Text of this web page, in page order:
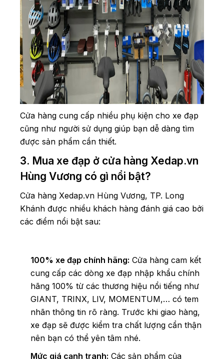
Cửa hàng cung cấp nhiều phụ kiện cho xe đạp
cũng như người sử dụng giúp bạn dễ dàng tìm
được sản phẩm cần thiết.
3. Mua xe đạp ở cửa hàng Xedap.vn
Hùng Vương có gì nổi bật?
Cửa hàng Xedap.vn Hùng Vương, TP. Long
Khánh được nhiều khách hàng đánh giá cao bởi
các điểm nổi bật sau:
100% xe đạp chính hãng: Cửa hàng cam kết
cung cấp các dòng xe đạp nhập khẩu chính
hãng 100% từ các thương hiệu nổi tiếng như
GIANT, TRINX, LIV, MOMENTUM,… có tem
nhãn thông tin rõ ràng. Trước khi giao hàng,
xe đạp sẽ được kiểm tra chất lượng cẩn thận
nên bạn có thể yên tâm nhé.
Mức giá cạnh tranh: Các sản phẩm của